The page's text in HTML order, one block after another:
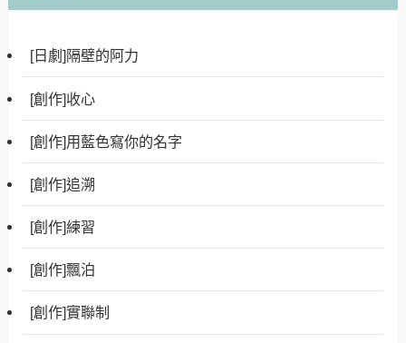
[日劇]隔壁的阿力
[創作]收心
[創作]用藍色寫你的名字
[創作]追溯
[創作]練習
[創作]飄泊
[創作]實聯制